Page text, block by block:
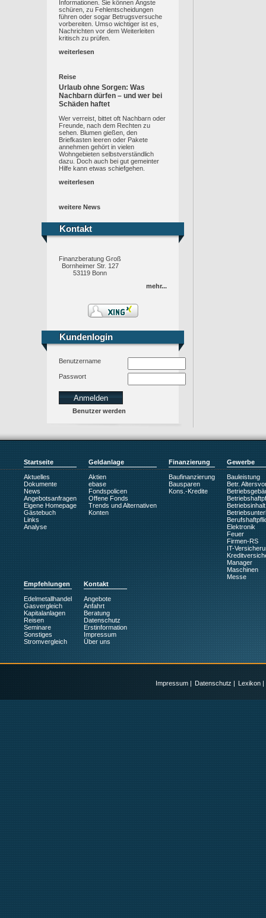
Informationen. Sie können Ängste
schüren, zu Fehlentscheidungen
führen oder sogar Betrugsversuche
vorbereiten. Umso wichtiger ist es,
Nachrichten vor dem Weiterleiten
kritisch zu prüfen.
weiterlesen
Reise
Urlaub ohne Sorgen: Was
Nachbarn dürfen – und wer bei
Schäden haftet
Wer verreist, bittet oft Nachbarn oder
Freunde, nach dem Rechten zu
sehen. Blumen gießen, den
Briefkasten leeren oder Pakete
annehmen gehört in vielen
Wohngebieten selbstverständlich
dazu. Doch auch bei gut gemeinter
Hilfe kann etwas schiefgehen.
weiterlesen
weitere News
Kontakt
Kontakt
Finanzberatung Groß
Bornheimer Str. 127
53119 Bonn
mehr...
Kundenlogin
Kundenlogin
Benutzername
Passwort
Benutzer werden
Startseite
Aktuelles
Dokumente
News
Angebotsanfragen
Eigene Homepage
Gästebuch
Links
Analyse
Geldanlage
Aktien
ebase
Fondspolicen
Offene Fonds
Trends und Alternativen
Konten
Finanzierung
Baufinanzierung
Bausparen
Kons.-Kredite
Gewerbe
Bauleistung
Betr.
Betriebsinhalt
Elektronik
Feuer
Firmen-RS
IT-
Manager
Maschinen
Messe
Empfehlungen
Edelmetallhandel
Gasvergleich
Kapitalanlagen
Reisen
Seminare
Sonstiges
Stromvergleich
Kontakt
Angebote
Anfahrt
Beratung
Datenschutz
Erstinformation
Impressum
Über uns
Impressum | Datenschutz | Lexikon |